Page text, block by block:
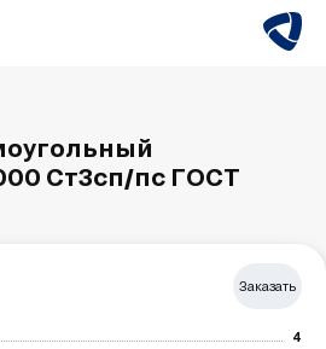
Ст3сп/пс ГОСТ
Заказать
4